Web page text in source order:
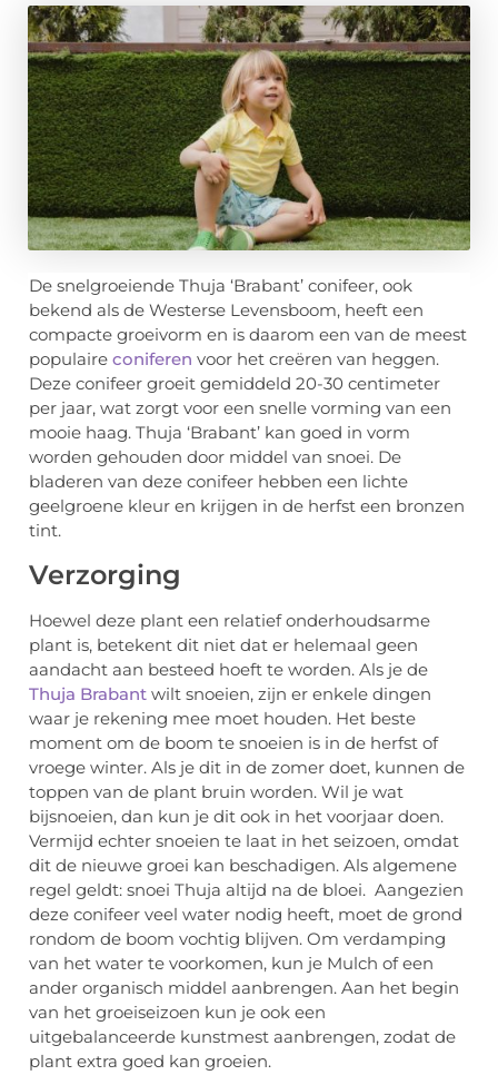
De snelgroeiende Thuja ‘Brabant’ conifeer, ook
bekend als de Westerse Levensboom, heeft een
compacte groeivorm en is daarom een van de meest
populaire coniferen voor het creëren van heggen.
Deze conifeer groeit gemiddeld 20-30 centimeter
per jaar, wat zorgt voor een snelle vorming van een
mooie haag. Thuja ‘Brabant’ kan goed in vorm
worden gehouden door middel van snoei. De
bladeren van deze conifeer hebben een lichte
geelgroene kleur en krijgen in de herfst een bronzen
tint.
Verzorging
Hoewel deze plant een relatief onderhoudsarme
plant is, betekent dit niet dat er helemaal geen
aandacht aan besteed hoeft te worden. Als je de
Thuja Brabant wilt snoeien, zijn er enkele dingen
waar je rekening mee moet houden. Het beste
moment om de boom te snoeien is in de herfst of
vroege winter. Als je dit in de zomer doet, kunnen de
toppen van de plant bruin worden. Wil je wat
bijsnoeien, dan kun je dit ook in het voorjaar doen.
Vermijd echter snoeien te laat in het seizoen, omdat
dit de nieuwe groei kan beschadigen. Als algemene
regel geldt: snoei Thuja altijd na de bloei. Aangezien
deze conifeer veel water nodig heeft, moet de grond
rondom de boom vochtig blijven. Om verdamping
van het water te voorkomen, kun je Mulch of een
ander organisch middel aanbrengen. Aan het begin
van het groeiseizoen kun je ook een
uitgebalanceerde kunstmest aanbrengen, zodat de
plant extra goed kan groeien.